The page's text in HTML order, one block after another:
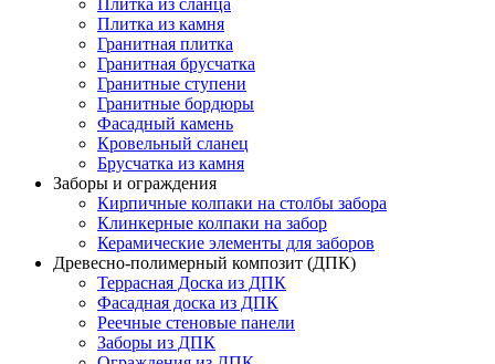
Плитка из сланца
Плитка из камня
Гранитная плитка
Гранитная брусчатка
Гранитные ступени
Гранитные бордюры
Фасадный камень
Кровельный сланец
Брусчатка из камня
Заборы и ограждения
Кирпичные колпаки на столбы забора
Клинкерные колпаки на забор
Керамические элементы для заборов
Древесно-полимерный композит (ДПК)
Террасная Доска из ДПК
Фасадная доска из ДПК
Реечные стеновые панели
Заборы из ДПК